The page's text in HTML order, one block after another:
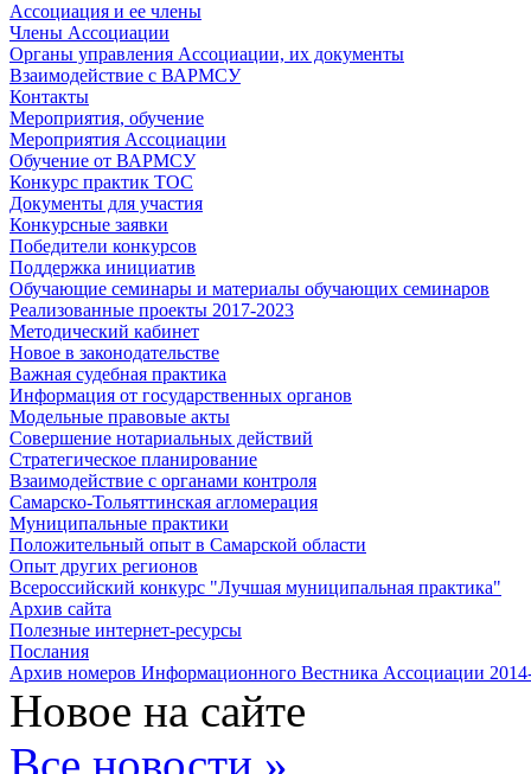
Ассоциация и ее члены
Члены Ассоциации
Органы управления Ассоциации, их документы
Взаимодействие c ВАРМСУ
Контакты
Мероприятия, обучение
Мероприятия Ассоциации
Обучение от ВАРМСУ
Конкурс практик ТОС
Документы для участия
Конкурсные заявки
Победители конкурсов
Поддержка инициатив
Обучающие семинары и материалы обучающих семинаров
Реализованные проекты 2017-2023
Методический кабинет
Новое в законодательстве
Важная судебная практика
Информация от государственных органов
Модельные правовые акты
Совершение нотариальных действий
Стратегическое планирование
Взаимодействие с органами контроля
Самарско-Тольяттинская агломерация
Муниципальные практики
Положительный опыт в Самарской области
Опыт других регионов
Всероссийский конкурс "Лучшая муниципальная практика"
Архив сайта
Полезные интернет-ресурсы
Послания
Архив номеров Информационного Вестника Ассоциации
Новое на сайте